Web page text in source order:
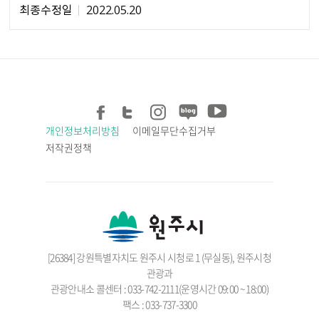
최종수정일 2022.05.20
개인정보처리방침
이메일무단수집거부
저작권정책
[26384] 강원특별자치도 원주시 시청로 1 (무실동), 원주시청
관광과
관광안내소 콜센터 : 033-742-2111(운영시간 09:00 ~ 18:00)
팩스 : 033-737-3300